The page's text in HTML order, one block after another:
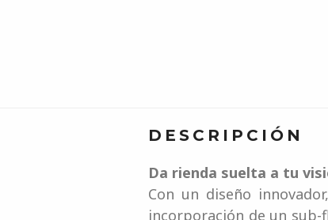
DESCRIPCIÓN
Da rienda suelta a tu
Con un diseño innovador,
incorporación de un sub-